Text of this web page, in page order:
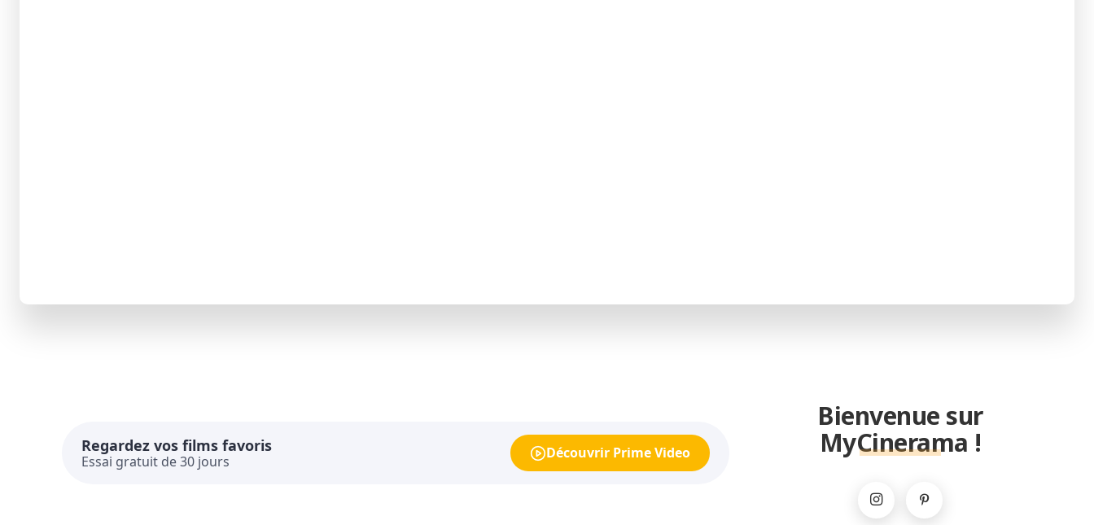
Regardez vos films favoris
Essai gratuit de 30 jours Découvrir Prime Video
Bienvenue sur
MyCinerama !